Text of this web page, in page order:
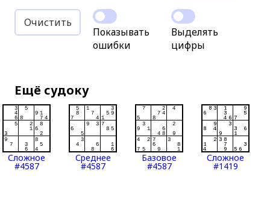
Очистить
Показывать
ошибки
Выделять
цифры
Ещё судоку
Сложное
#4587
Среднее
#4587
Базовое
#4587
Сложное
#1419